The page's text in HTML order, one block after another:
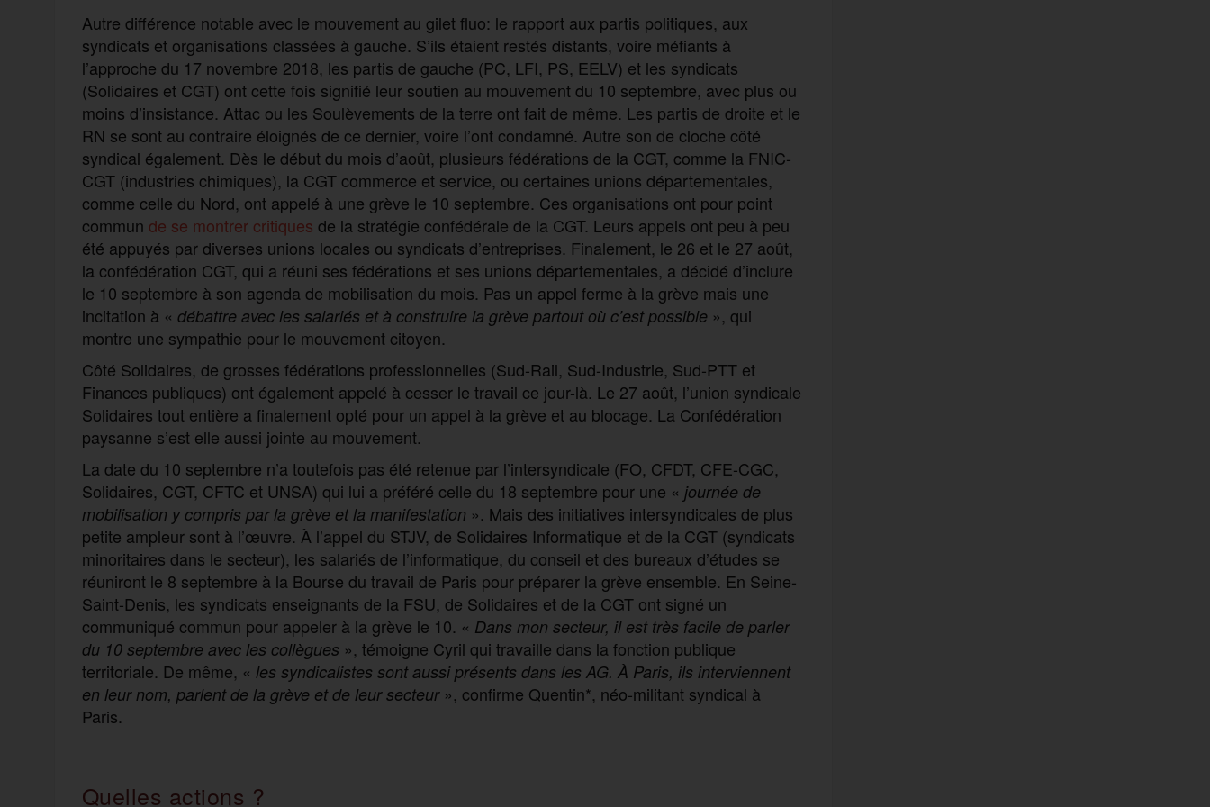
Autre différence notable avec le mouvement au gilet fluo: le rapport aux partis politiques, aux
syndicats et organisations classées à gauche. S’ils étaient restés distants, voire méfiants à
l’approche du 17 novembre 2018, les partis de gauche (PC, LFI, PS, EELV) et les syndicats
(Solidaires et CGT) ont cette fois signifié leur soutien au mouvement du 10 septembre, avec plus ou
moins d’insistance. Attac ou les Soulèvements de la terre ont fait de même. Les partis de droite et le
RN se sont au contraire éloignés de ce dernier, voire l’ont condamné. Autre son de cloche côté
syndical également. Dès le début du mois d’août, plusieurs fédérations de la CGT, comme la FNIC-
CGT (industries chimiques), la CGT commerce et service, ou certaines unions départementales,
comme celle du Nord, ont appelé à une grève le 10 septembre. Ces organisations ont pour point
commun de se montrer critiques de la stratégie confédérale de la CGT. Leurs appels ont peu à peu
été appuyés par diverses unions locales ou syndicats d’entreprises. Finalement, le 26 et le 27 août,
la confédération CGT, qui a réuni ses fédérations et ses unions départementales, a décidé d’inclure
le 10 septembre à son agenda de mobilisation du mois. Pas un appel ferme à la grève mais une
incitation à « débattre avec les salariés et à construire la grève partout où c’est possible», qui
montre une sympathie pour le mouvement citoyen.
Côté Solidaires, de grosses fédérations professionnelles (Sud-Rail, Sud-Industrie, Sud-PTT et
Finances publiques) ont également appelé à cesser le travail ce jour-là. Le 27 août, l’union syndicale
Solidaires tout entière a finalement opté pour un appel à la grève et au blocage. La Confédération
paysanne s’est elle aussi jointe au mouvement.
La date du 10 septembre n’a toutefois pas été retenue par l’intersyndicale (FO, CFDT, CFE-CGC,
Solidaires, CGT, CFTC et UNSA) qui lui a préféré celle du 18 septembre pour une « journée de
mobilisation y compris par la grève et la manifestation ». Mais des initiatives intersyndicales de plus
petite ampleur sont à l’œuvre. À l’appel du STJV, de Solidaires Informatique et de la CGT (syndicats
minoritaires dans le secteur), les salariés de l’informatique, du conseil et des bureaux d’études se
réuniront le 8 septembre à la Bourse du travail de Paris pour préparer la grève ensemble. En Seine-
Saint-Denis, les syndicats enseignants de la FSU, de Solidaires et de la CGT ont signé un
communiqué commun pour appeler à la grève le 10. « Dans mon secteur, il est très facile de parler
du 10 septembre avec les collègues », témoigne Cyril qui travaille dans la fonction publique
territoriale. De même, « les syndicalistes sont aussi présents dans les AG. À Paris, ils interviennent
en leur nom, parlent de la grève et de leur secteur», confirme Quentin*, néo-militant syndical à
Paris.
Quelles actions ?